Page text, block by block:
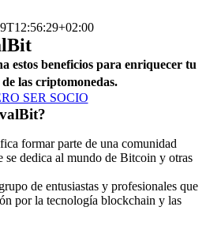
estos beneficios para enriquecer tu
las criptomonedas.
SER SOCIO
formar parte de una comunidad
se dedica al mundo de Bitcoin y otras
de entusiastas y profesionales que
por la tecnología blockchain y las